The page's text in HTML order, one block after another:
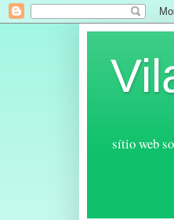
sítio web